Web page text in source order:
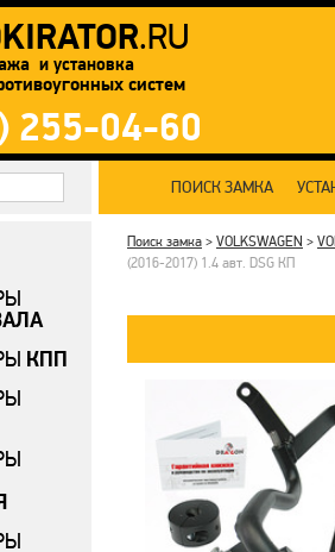
.RU
и установка
систем
255-04-60
ПОИСК ЗАМКА
Поиск замка > VOLKSWAGEN >
(2016-2017) 1.4 авт. DSG КП
КПП